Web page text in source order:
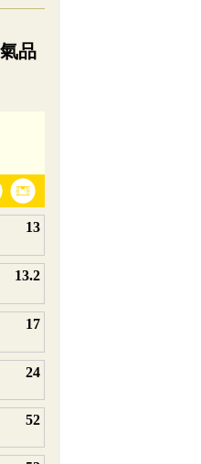
為視覺預覽，完整即